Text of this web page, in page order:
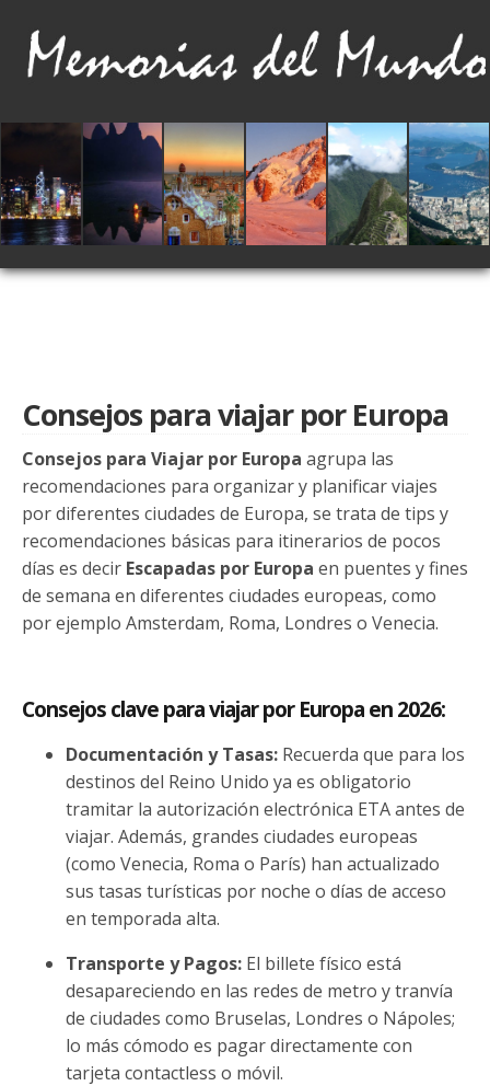
Consejos para viajar por Europa
Consejos para Viajar por Europa agrupa las
recomendaciones para organizar y planificar viajes
por diferentes ciudades de Europa, se trata de tips y
recomendaciones básicas para itinerarios de pocos
días es decir Escapadas por Europa en puentes y fines
de semana en diferentes ciudades europeas, como
por ejemplo Amsterdam, Roma, Londres o Venecia.
Consejos clave para viajar por Europa en 2026:
Documentación y Tasas: Recuerda que para los
destinos del Reino Unido ya es obligatorio
tramitar la autorización electrónica ETA antes de
viajar. Además, grandes ciudades europeas
(como Venecia, Roma o París) han actualizado
sus tasas turísticas por noche o días de acceso
en temporada alta.
Transporte y Pagos: El billete físico está
desapareciendo en las redes de metro y tranvía
de ciudades como Bruselas, Londres o Nápoles;
lo más cómodo es pagar directamente con
tarjeta contactless o móvil.